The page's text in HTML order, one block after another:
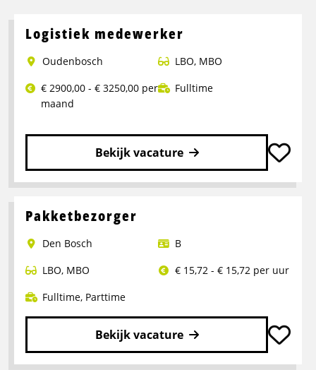
Logistiek medewerker
Oudenbosch LBO, MBO
€ 2900,00 - € 3250,00 per
maand
Fulltime
Bekijk vacature
Lees
over
medewerker
Pakketbezorger
Den Bosch
B
LBO, MBO
€ 15,72 - € 15,72 per uur
Fulltime, Parttime
Bekijk vacature
Lees